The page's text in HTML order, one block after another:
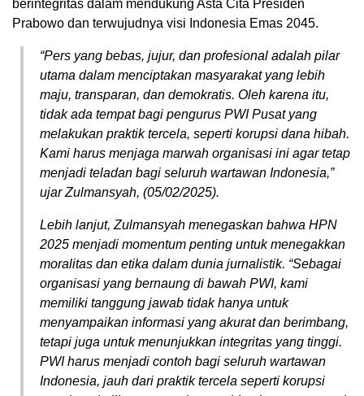
berintegritas dalam mendukung Asta Cita Presiden
Prabowo dan terwujudnya visi Indonesia Emas 2045.
“Pers yang bebas, jujur, dan profesional adalah pilar
utama dalam menciptakan masyarakat yang lebih
maju, transparan, dan demokratis. Oleh karena itu,
tidak ada tempat bagi pengurus PWI Pusat yang
melakukan praktik tercela, seperti korupsi dana hibah.
Kami harus menjaga marwah organisasi ini agar tetap
menjadi teladan bagi seluruh wartawan Indonesia,”
ujar Zulmansyah, (05/02/2025).
Lebih lanjut, Zulmansyah menegaskan bahwa HPN
2025 menjadi momentum penting untuk menegakkan
moralitas dan etika dalam dunia jurnalistik. “Sebagai
organisasi yang bernaung di bawah PWI, kami
memiliki tanggung jawab tidak hanya untuk
menyampaikan informasi yang akurat dan berimbang,
tetapi juga untuk menunjukkan integritas yang tinggi.
PWI harus menjadi contoh bagi seluruh wartawan
Indonesia, jauh dari praktik tercela seperti korupsi